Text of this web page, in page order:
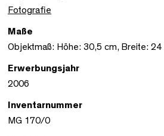
Fotografie
Maße
Objektmaß: Höhe: 30,5 cm, Breite: 24
Erwerbungsjahr
2006
Inventarnummer
MG 170/0